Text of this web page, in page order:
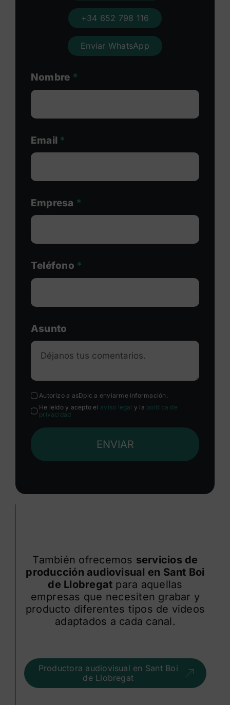
+34 652 798 116
Enviar WhatsApp
Nombre *
Email *
Empresa *
Teléfono *
Asunto
Autorizo a asDpic a enviarme información.
He leído y acepto el aviso legal y la política de
privacidad
ENVIAR
También ofrecemos servicios de
producción audiovisual en Sant Boi
de Llobregat para aquellas
empresas que necesiten grabar y
producto diferentes tipos de videos
adaptados a cada canal.
Productora audiovisual en Sant Boi
de Llobregat